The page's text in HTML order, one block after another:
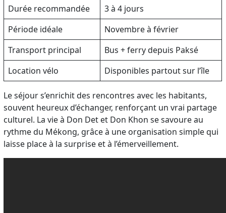
Durée recommandée
3 à 4 jours
Période idéale
Novembre à février
Transport principal
Bus + ferry depuis Paksé
Location vélo
Disponibles partout sur l’île
Le séjour s’enrichit des rencontres avec les habitants,
souvent heureux d’échanger, renforçant un vrai partage
culturel. La vie à Don Det et Don Khon se savoure au
rythme du Mékong, grâce à une organisation simple qui
laisse place à la surprise et à l’émerveillement.